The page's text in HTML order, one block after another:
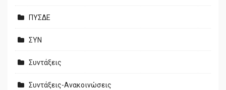
ΠΥΣΔΕ
ΣΥΝ
Συντάξεις
Συντάξεις-Ανακοινώσεις